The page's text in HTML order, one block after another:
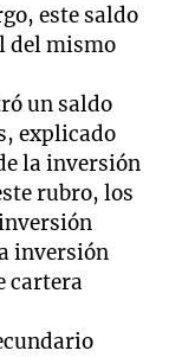
este saldo
del mismo
un saldo
explicado
la inversión
rubro, los
inversión
cartera